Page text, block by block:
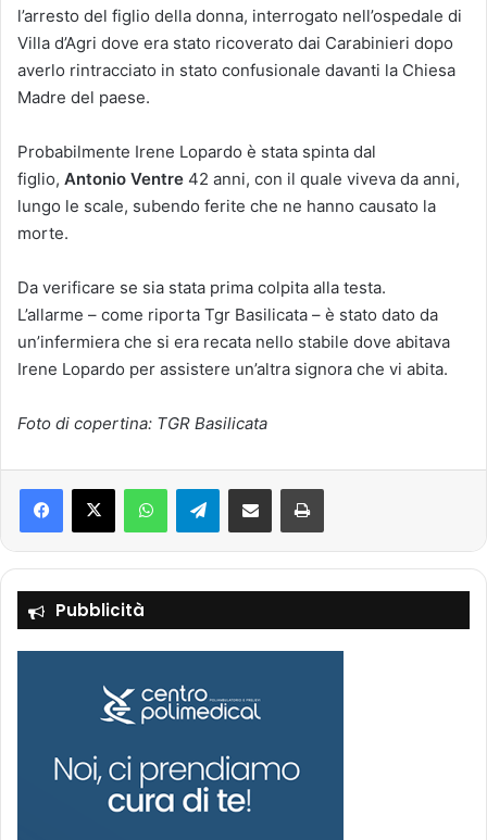
l’arresto del figlio della donna, interrogato nell’ospedale di
Villa d’Agri dove era stato ricoverato dai Carabinieri dopo
averlo rintracciato in stato confusionale davanti la Chiesa
Madre del paese.
Probabilmente Irene Lopardo è stata spinta dal
figlio, Antonio Ventre 42 anni, con il quale viveva da anni,
lungo le scale, subendo ferite che ne hanno causato la
morte.
Da verificare se sia stata prima colpita alla testa.
L’allarme – come riporta Tgr Basilicata – è stato dato da
un’infermiera che si era recata nello stabile dove abitava
Irene Lopardo per assistere un’altra signora che vi abita.
Foto di copertina: TGR Basilicata
Telegram
Pubblicità